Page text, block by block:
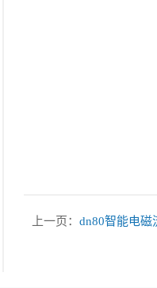
上一页： dn80智能电磁